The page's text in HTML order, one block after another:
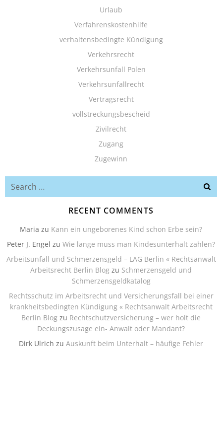
Urlaub
Verfahrenskostenhilfe
verhaltensbedingte Kündigung
Verkehrsrecht
Verkehrsunfall Polen
Verkehrsunfallrecht
Vertragsrecht
vollstreckungsbescheid
Zivilrecht
Zugang
Zugewinn
Search
RECENT COMMENTS
Maria zu Kann ein ungeborenes Kind schon Erbe sein?
Peter J. Engel zu Wie lange muss man Kindesunterhalt zahlen?
Arbeitsunfall und Schmerzensgeld – LAG Berlin « Rechtsanwalt
Arbeitsrecht Berlin Blog zu Schmerzensgeld und
Schmerzensgeldkatalog
Rechtsschutz im Arbeitsrecht und Versicherungsfall bei einer
krankheitsbedingten Kündigung « Rechtsanwalt Arbeitsrecht
Berlin Blog zu Rechtschutzversicherung – wer holt die
Deckungszusage ein- Anwalt oder Mandant?
Dirk Ulrich zu Auskunft beim Unterhalt – häufige Fehler